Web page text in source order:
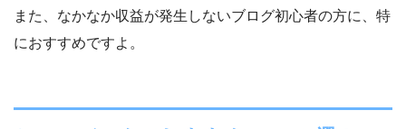
また、なかなか収益が発生しないブログ初心者の方に、特
におすすめですよ。